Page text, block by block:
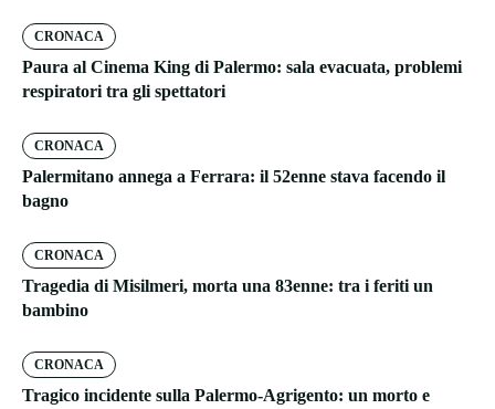
CRONACA
Paura al Cinema King di Palermo: sala evacuata, problemi
respiratori tra gli spettatori
CRONACA
Palermitano annega a Ferrara: il 52enne stava facendo il
bagno
CRONACA
Tragedia di Misilmeri, morta una 83enne: tra i feriti un
bambino
CRONACA
Tragico incidente sulla Palermo-Agrigento: un morto e